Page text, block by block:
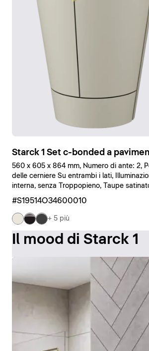
Starck 1 Set c-bonded a
560 x 605 x 864 mm, Numero di ante: 2,
delle cerniere Su entrambi i lati,
interna, senza Troppopieno, Taupe
#S19514O34600010
+ 5 più
Il mood di Starck 1